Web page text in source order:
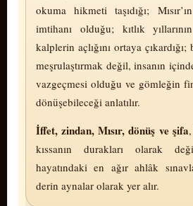
okuma hikmeti taşıdığı;
imtihanı olduğu; kıtlık
kalplerin açlığını ortaya çıkardığı;
meş­ru­laş­tır­mak değil, insanın
vazgeçmesi olduğu ve gömleğin
dö­nü­şe­bi­le­ce­ği anlatılır.
İffet, zindan, Mısır, dönüş ve şifa
kıssanın durakları olarak
hayatındaki en ağır ahlâk
derin aynalar olarak yer alır.